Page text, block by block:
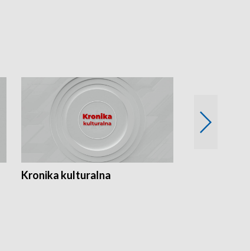
Kronika kulturalna